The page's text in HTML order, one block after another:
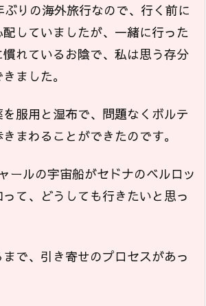
りの海外旅行なので、行く前に
していましたが、一緒に行った
れているお陰で、私は思う存分
ました。
服用と湿布で、問題なくボルテ
まわることができたのです。
ールの宇宙船がセドナのベルロッ
て、どうしても行きたいと思っ
で、引き寄せのプロセスがあっ